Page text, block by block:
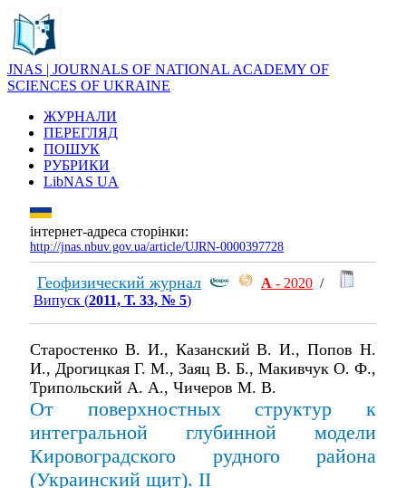
JNAS | JOURNALS OF NATIONAL ACADEMY OF
SCIENCES OF UKRAINE
ЖУРНАЛИ
ПЕРЕГЛЯД
ПОШУК
РУБРИКИ
LibNAS UA
інтернет-адреса сторінки:
http://jnas.nbuv.gov.ua/article/UJRN-0000397728
Геофизический журнал А - 2020 /
Випуск (2011, Т. 33, № 5)
Старостенко В. И., Казанский В. И., Попов Н.
И., Дрогицкая Г. М., Заяц В. Б., Макивчук О. Ф.,
Трипольский А. А., Чичеров М. В.
От поверхностных структур к
интегральной глубинной модели
Кировоградского рудного района
(Украинский щит). II